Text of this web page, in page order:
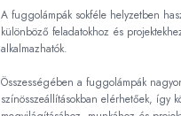
A fuggolámpák sokféle helyzetben
különböző feladatokhoz és
alkalmazhatók.
Összességében a fuggolámpák
színösszeállításokban elérhetőek, így